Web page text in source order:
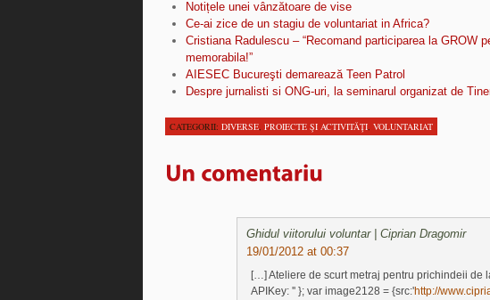
Notițele unei vânzătoare de vise
Ce-ai zice de un stagiu de voluntariat in Africa?
Cristiana Radulescu – “Recomand participarea la GROW
memorabila!”
AIESEC Bucureşti demarează Teen Patrol
Despre jurnalisti si ONG-uri, la seminarul organizat de
CATEGORII: DIVERSE, PROIECTE ŞI ACTIVITĂŢI, VOLUNTARIAT
Ghidul viitorului voluntar | Ciprian Dragomir
19/01/2012 at 00:37
[…] Ateliere de scurt metraj pentru prichindeii de
APIKey: '' }; var image2128 = {src:'http://